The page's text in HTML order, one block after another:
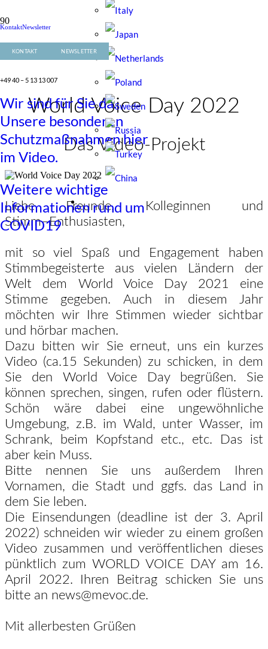
KontaktNewsletter
+49 40 – 5 13 13 007
KONTAKT NEWSLETTER
+49 40 – 5 13 13 007
Wir sind für Sie da.
Unsere besonderen
Schutzmaßnahmen hier
im Video.
Weitere wichtige
Informationen rund um
COVID19
World Voice Day 2022
Das Video-Projekt
Liebe Freunde, Kolleginnen und
Stimm–Enthusiasten,
mit so viel Spaß und Engagement haben
Stimmbegeisterte aus vielen
Ländern
der
Welt dem World Voice Day 2021 eine
Stimme gegeben. Auch in diesem Jahr
möchten wir Ihre Stimmen wieder sichtbar
und hörbar machen.
Dazu bitten wir Sie erneut, uns ein kurzes
Video (ca.15 Sekunden) zu schicken, in dem
Sie den World Voice Day begrüßen. Sie
können sprechen, singen, rufen oder flüstern.
Schön
wäre dabei eine
ungewöhnliche
Umgebung, z.B. im Wald, unter Wasser, im
Schrank, beim Kopfstand etc., etc. Das ist
aber kein Muss.
Bitte nennen Sie uns außerdem Ihren
Vornamen, die Stadt und ggfs. das
Land in
dem Sie leben.
Die Einsendungen (deadline ist der 3. April
2022) schneiden wir wieder zu einem großen
Video zusammen und veröffentlichen dieses
pünktlich zum WORLD VOICE DAY am 16.
April 2022. Ihren Beitrag schicken Sie uns
bitte an news@mevoc.de.
Mit allerbesten Grüßen